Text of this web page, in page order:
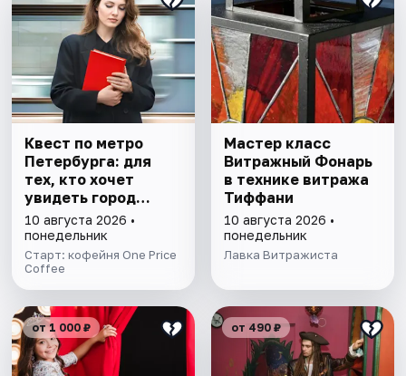
Квест по метро
Петербурга: для
тех, кто хочет
увидеть город
иначе
10 августа 2026 •
понедельник
Старт: кофейня One Price
Coffee
Мастер класс
Витражный Фонарь
в технике витража
Тиффани
10 августа 2026 •
понедельник
Лавка Витражиста
от 1 000 ₽ от 490 ₽